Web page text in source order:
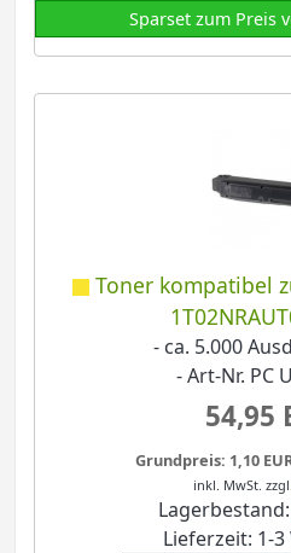
Sparset zum Preis
Toner kompatibel
- ca. 5.000
- Art-Nr. PC
54,95
Grundpreis: 1,10
inkl. MwSt. zzgl.
Lagerbestand:
Lieferzeit: 1-